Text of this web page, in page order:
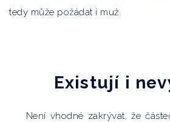
tedy může požádat i muž.
Existují i
Není vhodné zakrývat, že